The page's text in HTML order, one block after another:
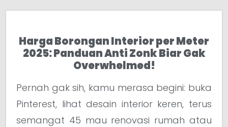
Harga Borongan Interior per Meter
2025: Panduan Anti Zonk Biar Gak
Overwhelmed!
Pernah gak sih, kamu merasa begini: buka
Pinterest, lihat desain interior keren, terus
semangat 45 mau renovasi rumah atau